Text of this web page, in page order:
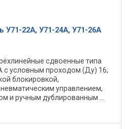
У71-22А, У71-24А, У71-26А
сдвоенные типа
с условным проходом (Ду) 16;
блокировкой,
управлением,
и ручным дублированным ...